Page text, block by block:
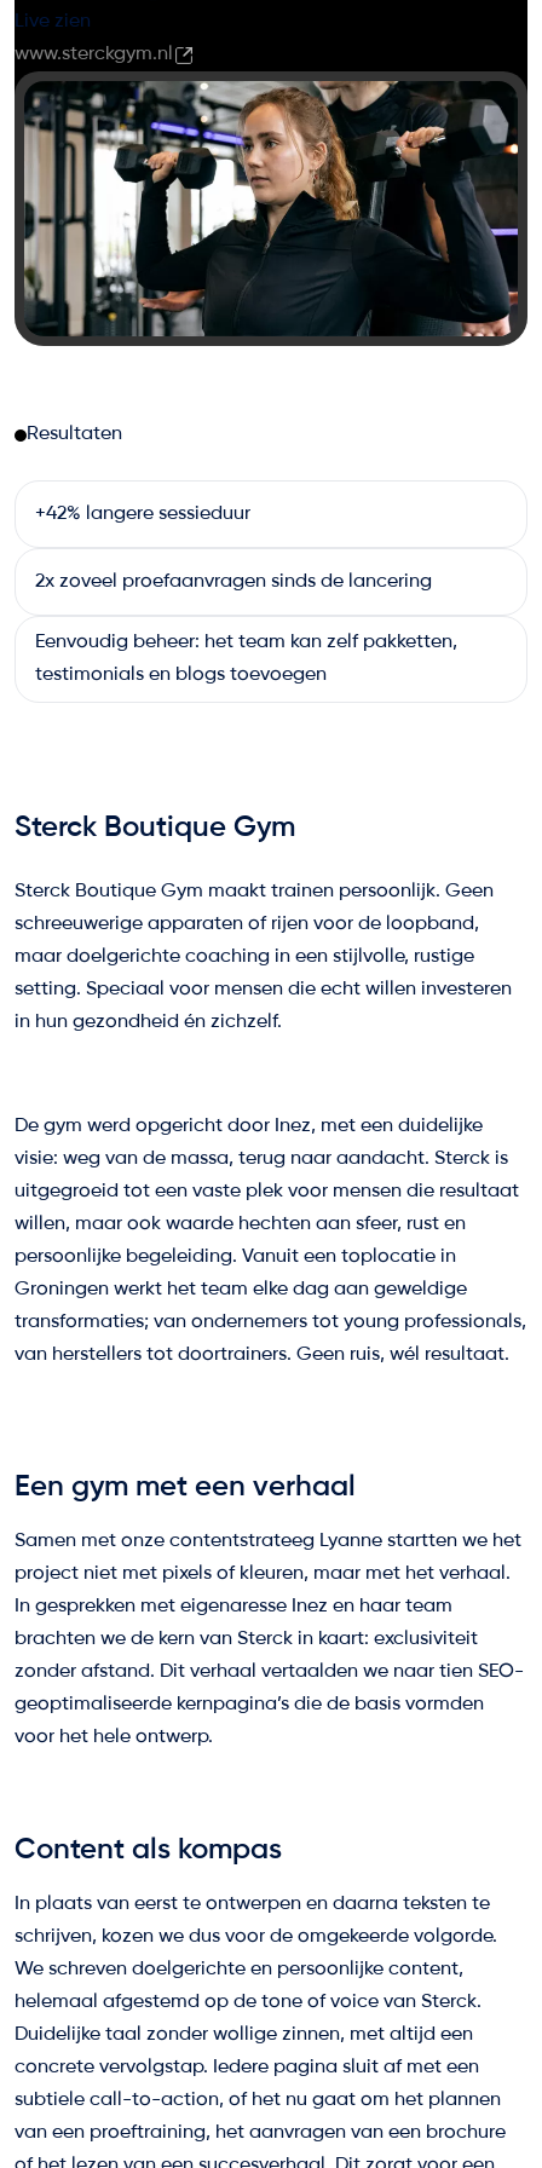
Live zien
www.sterckgym.nl
Resultaten
+42% langere sessieduur
2x zoveel proefaanvragen sinds de lancering
Eenvoudig beheer: het team kan zelf pakketten,
testimonials en blogs toevoegen
Sterck Boutique Gym
Sterck Boutique Gym maakt trainen persoonlijk. Geen
schreeuwerige apparaten of rijen voor de loopband,
maar doelgerichte coaching in een stijlvolle, rustige
setting. Speciaal voor mensen die echt willen investeren
in hun gezondheid én zichzelf.
De gym werd opgericht door Inez, met een duidelijke
visie: weg van de massa, terug naar aandacht. Sterck is
uitgegroeid tot een vaste plek voor mensen die resultaat
willen, maar ook waarde hechten aan sfeer, rust en
persoonlijke begeleiding. Vanuit een toplocatie in
Groningen werkt het team elke dag aan geweldige
transformaties; van ondernemers tot young professionals,
van herstellers tot doortrainers. Geen ruis, wél resultaat.
Een gym met een verhaal
Samen met onze contentstrateeg Lyanne startten we het
project niet met pixels of kleuren, maar met het verhaal.
In gesprekken met eigenaresse Inez en haar team
brachten we de kern van Sterck in kaart: exclusiviteit
zonder afstand. Dit verhaal vertaalden we naar tien SEO-
geoptimaliseerde kernpagina’s die de basis vormden
voor het hele ontwerp.
Content als kompas
In plaats van eerst te ontwerpen en daarna teksten te
schrijven, kozen we dus voor de omgekeerde volgorde.
We schreven doelgerichte en persoonlijke content,
helemaal afgestemd op de tone of voice van Sterck.
Duidelijke taal zonder wollige zinnen, met altijd een
concrete vervolgstap. Iedere pagina sluit af met een
subtiele call-to-action, of het nu gaat om het plannen
van een proeftraining, het aanvragen van een brochure